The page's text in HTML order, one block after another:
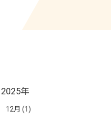
2025年
12月 (1)